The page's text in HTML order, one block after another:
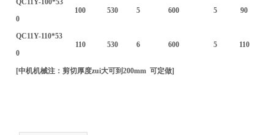
0
100 530 5 600 5 90
QC11Y-110*53
0
110 530 6 600 5 110
[中机机械注：剪切厚度zui大可到200mm 可定做]